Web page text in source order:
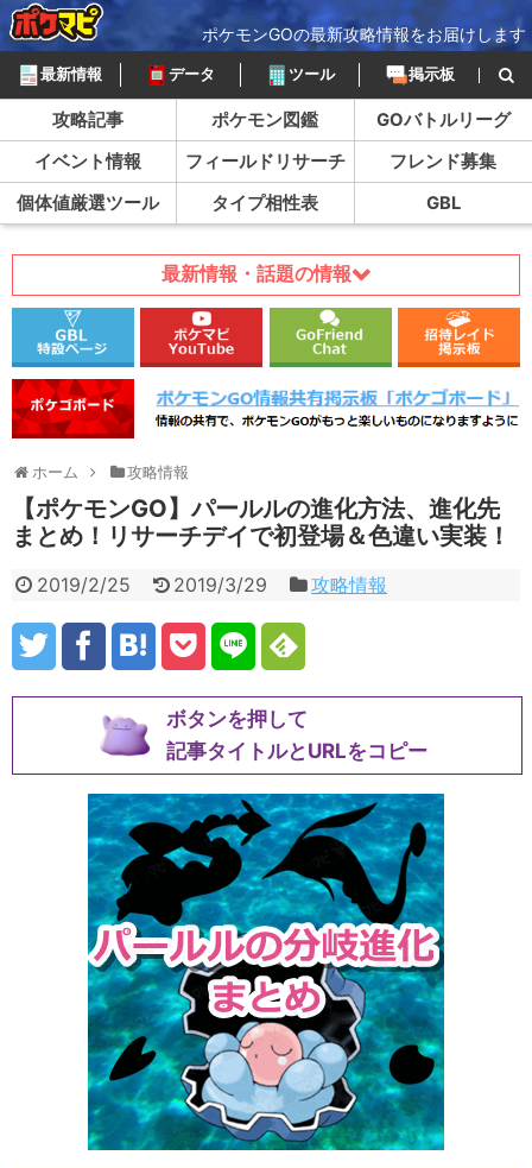
ポケモンGOの最新攻略情報をお届けします
最新情報 データ ツール 掲示板
攻略記事 ポケモン図鑑
GOバトルリーグ
イベント情報
フィールドリサーチ
フレンド募集
個体値厳選ツール
タイプ相性表 GBL
最新情報・話題の情報
ホーム 攻略情報
【ポケモンGO】パールルの進化方法、進化先
まとめ！リサーチデイで初登場＆色違い実装！
2019/2/25 2019/3/29 攻略情報
ボタンを押して
記事タイトルとURLをコピー